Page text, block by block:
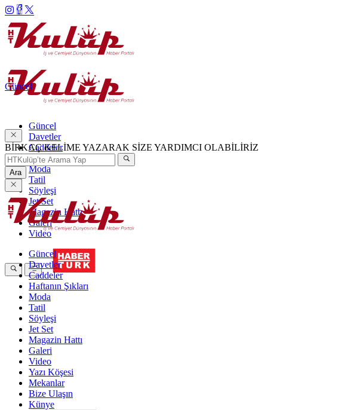
Güncel
Davetler
Caddeler
Haftanın Şıkları
Moda
Tatil
Söyleşi
Jet Set
Magazin Hattı
Galeri
Video
Güncel
BİRKAÇ KELİME YAZARAK SİZE YARDIMCI OLABİLİRİZ
Ara
Güncel
Davetler
Caddeler
Haftanın Şıkları
Moda
Tatil
Söyleşi
Jet Set
Magazin Hattı
Galeri
Video
Yazı Köşesi
Mekanlar
Bize Ulaşın
Künye